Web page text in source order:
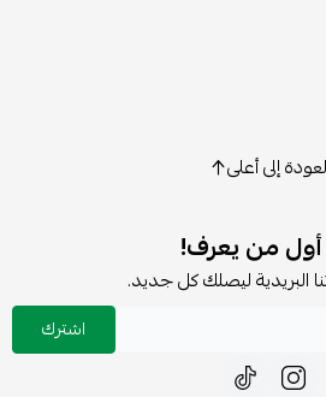
إلى أعلى
من يعرف!
البريدية ليصلك كل جديد.
اشترك